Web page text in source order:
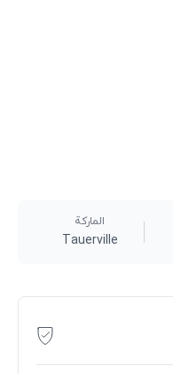
الماركة
Tauerville